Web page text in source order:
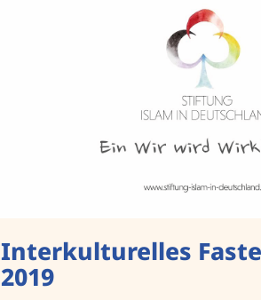
Interkulturelles
2019